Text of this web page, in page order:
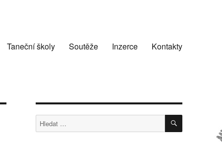
Taneční školy Soutěže Inzerce Kontakty
Hledat: HLEDÁNÍ